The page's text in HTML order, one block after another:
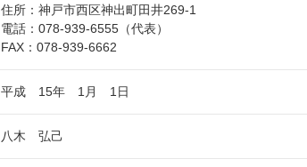
住所：神戸市西区神出町田井269-1
電話：078-939-6555（代表）
FAX：078-939-6662
平成 15年 1月 1日
八木 弘己